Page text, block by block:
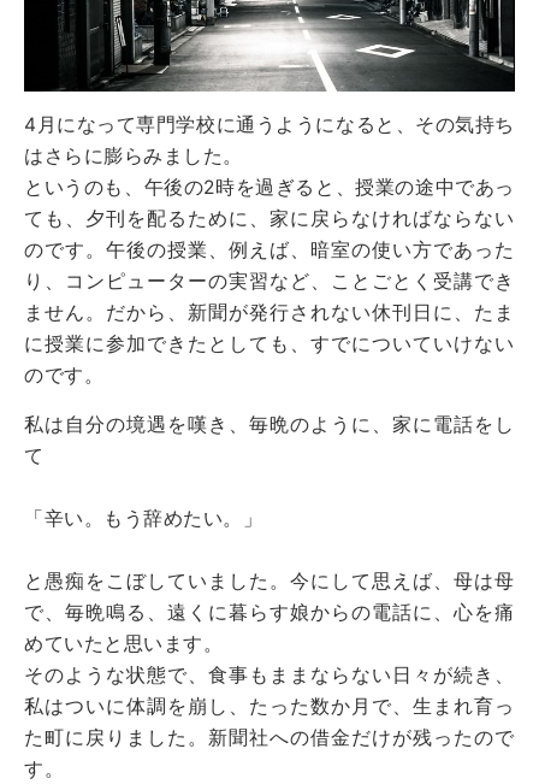
4月になって専門学校に通うようになると、その気持ち
はさらに膨らみました。
というのも、午後の2時を過ぎると、授業の途中であっ
ても、夕刊を配るために、家に戻らなければならない
のです。午後の授業、例えば、暗室の使い方であった
り、コンピューターの実習など、ことごとく受講でき
ません。だから、新聞が発行されない休刊日に、たま
に授業に参加できたとしても、すでについていけない
のです。
私は自分の境遇を嘆き、毎晩のように、家に電話をし
て
「辛い。もう辞めたい。」
と愚痴をこぼしていました。今にして思えば、母は母
で、毎晩鳴る、遠くに暮らす娘からの電話に、心を痛
めていたと思います。
そのような状態で、食事もままならない日々が続き、
私はついに体調を崩し、たった数か月で、生まれ育っ
た町に戻りました。新聞社への借金だけが残ったので
す。